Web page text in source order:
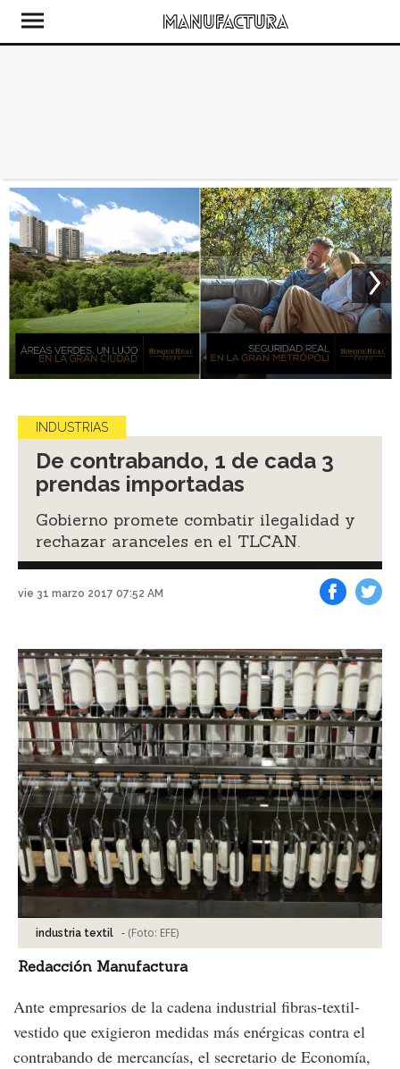
INDUSTRIAS
De contrabando, 1 de cada 3
prendas importadas
Gobierno promete combatir ilegalidad y
rechazar aranceles en el TLCAN.
vie 31 marzo 2017 07:52 AM
industria textil - (Foto: EFE)
Redacción Manufactura
Ante empresarios de la cadena industrial fibras-textil-
vestido que exigieron medidas más enérgicas contra el
contrabando de mercancías, el secretario de Economía,